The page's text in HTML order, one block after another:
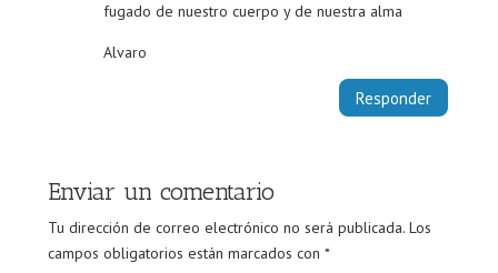
fugado de nuestro cuerpo y de nuestra alma
Alvaro
Responder
Enviar un comentario
Tu dirección de correo electrónico no será publicada. Los
campos obligatorios están marcados con *